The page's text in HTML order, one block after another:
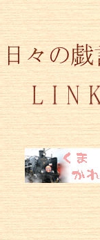
の
り